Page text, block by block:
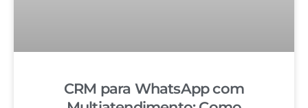
CRM para WhatsApp com